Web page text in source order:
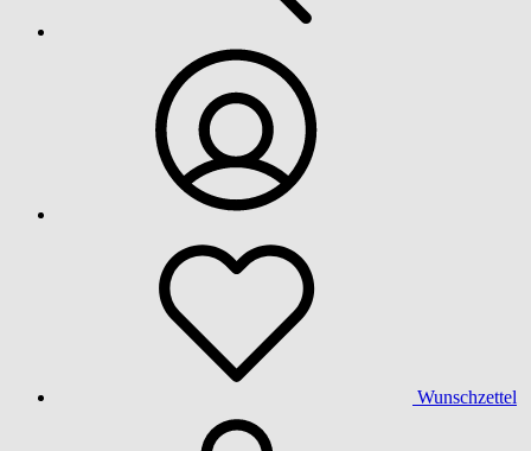
Wunschzettel